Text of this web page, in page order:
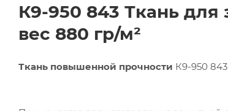
К9-950 843 Ткань
вес 880 гр/м²
Ткань повышенной прочности К9-950